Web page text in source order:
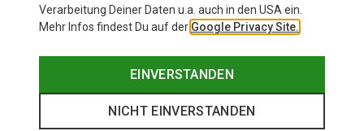
Verarbeitung Deiner Daten u.a. auch in den USA ein.
Mehr Infos findest Du auf der Google Privacy Site.
EINVERSTANDEN
NICHT EINVERSTANDEN